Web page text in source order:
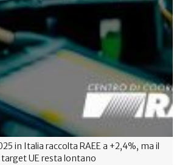
in Italia raccolta RAEE a +2,4%, ma il
target UE resta lontano